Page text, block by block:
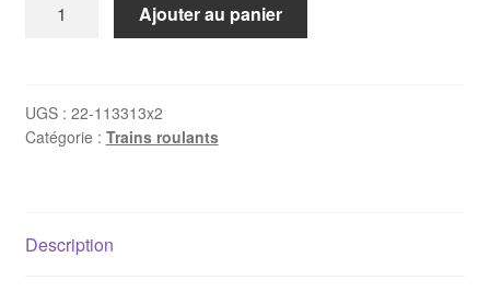
avant
Porsche
B4
Ajouter au panier
UGS : 22-113313x2
Catégorie : Trains roulants
Description